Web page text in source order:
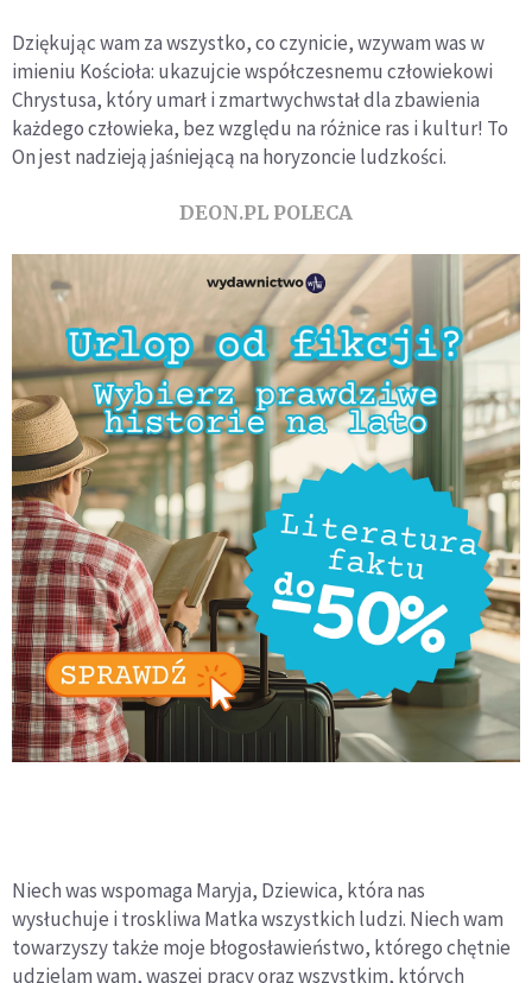
Dziękując wam za wszystko, co czynicie, wzywam was w
imieniu Kościoła: ukazujcie współczesnemu człowiekowi
Chrystusa, który umarł i zmartwychwstał dla zbawienia
każdego człowieka, bez względu na różnice ras i kultur! To
On jest nadzieją jaśniejącą na horyzoncie ludzkości.
DEON.PL POLECA
Niech was wspomaga Maryja, Dziewica, która nas
wysłuchuje i troskliwa Matka wszystkich ludzi. Niech wam
towarzyszy także moje błogosławieństwo, którego chętnie
udzielam wam, waszej pracy oraz wszystkim, których